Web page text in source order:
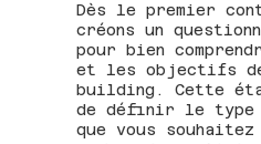
Dès le premier
créons un
pour bien
et les objectifs
building. Cette
de définir le type
que vous